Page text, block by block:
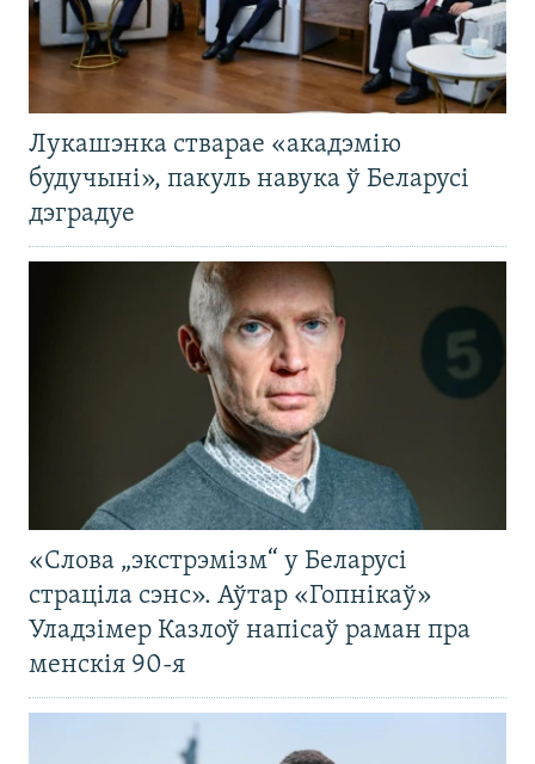
Лукашэнка стварае «акадэмію
будучыні», пакуль навука ў Беларусі
дэградуе
«Слова „экстрэмізм“ у Беларусі
страціла сэнс». Аўтар «Гопнікаў»
Уладзімер Казлоў напісаў раман пра
менскія 90-я